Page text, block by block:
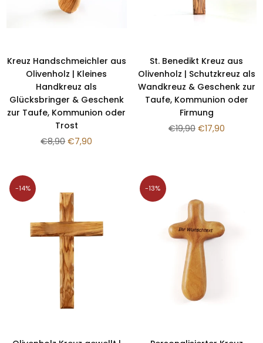
Kreuz Handschmeichler aus
Olivenholz | Kleines
Handkreuz als
Glücksbringer & Geschenk
zur Taufe, Kommunion oder
Trost
Normaler
€8,90 €7,90
St. Benedikt Kreuz aus
Olivenholz | Schutzkreuz als
Wandkreuz & Geschenk zur
Taufe, Kommunion oder
Firmung
Normaler
€19,90 €17,90
-14% -13%